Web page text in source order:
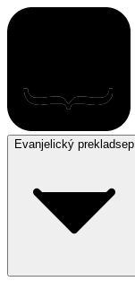
Evanjelický prekladsep